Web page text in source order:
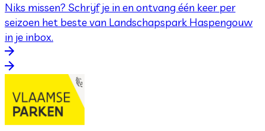
Niks missen? Schrijf je in en ontvang één keer per
seizoen het beste van Landschapspark Haspengouw
in je inbox.